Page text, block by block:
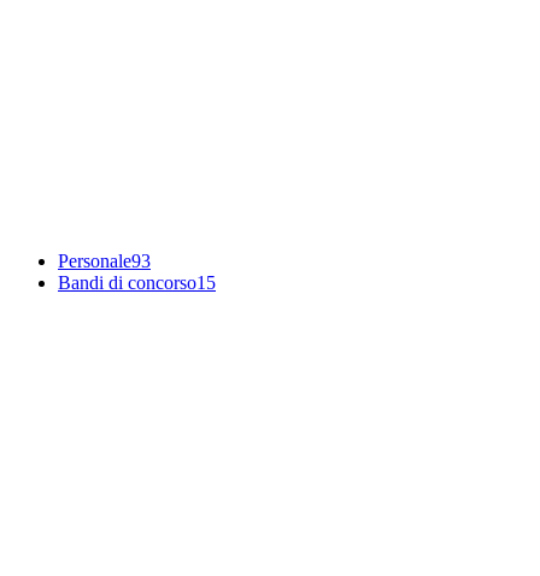
Personale93
Bandi di concorso15